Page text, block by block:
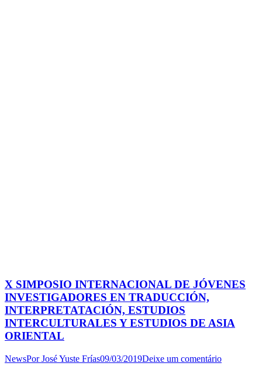
X SIMPOSIO INTERNACIONAL DE JÓVENES
INVESTIGADORES EN TRADUCCIÓN,
INTERPRETATACIÓN, ESTUDIOS
INTERCULTURALES Y ESTUDIOS DE ASIA
ORIENTAL
NewsPorJosé Yuste Frías09/03/2019Deixe um comentário